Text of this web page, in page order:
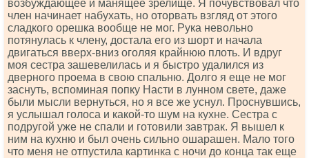
возбуждающее и манящее зрелище. Я почувствовал что
член начинает набухать, но оторвать взгляд от этого
сладкого орешка вообще не мог. Рука невольно
потянулась к члену, достала его из шорт и начала
двигаться вверх-вниз оголяя крайнюю плоть. И вдруг
моя сестра зашевелилась и я быстро удалился из
дверного проема в свою спальню. Долго я еще не мог
заснуть, вспоминая попку Насти в лунном свете, даже
были мысли вернуться, но я все же уснул. Проснувшись,
я услышал голоса и какой-то шум на кухне. Сестра с
подругой уже не спали и готовили завтрак. Я вышел к
ним на кухню и был очень сильно ошарашен. Мало того
что меня не отпустила картинка с ночи до конца так еще